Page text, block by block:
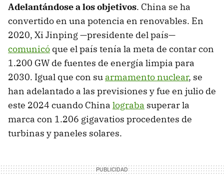
Adelantándose a los objetivos. China se ha
convertido en una potencia en renovables. En
2020, Xi Jinping —presidente del país—
comunicó que el país tenía la meta de contar con
1.200 GW de fuentes de energía limpia para
2030. Igual que con su armamento nuclear, se
han adelantado a las previsiones y fue en julio de
este 2024 cuando China lograba superar la
marca con 1.206 gigavatios procedentes de
turbinas y paneles solares.